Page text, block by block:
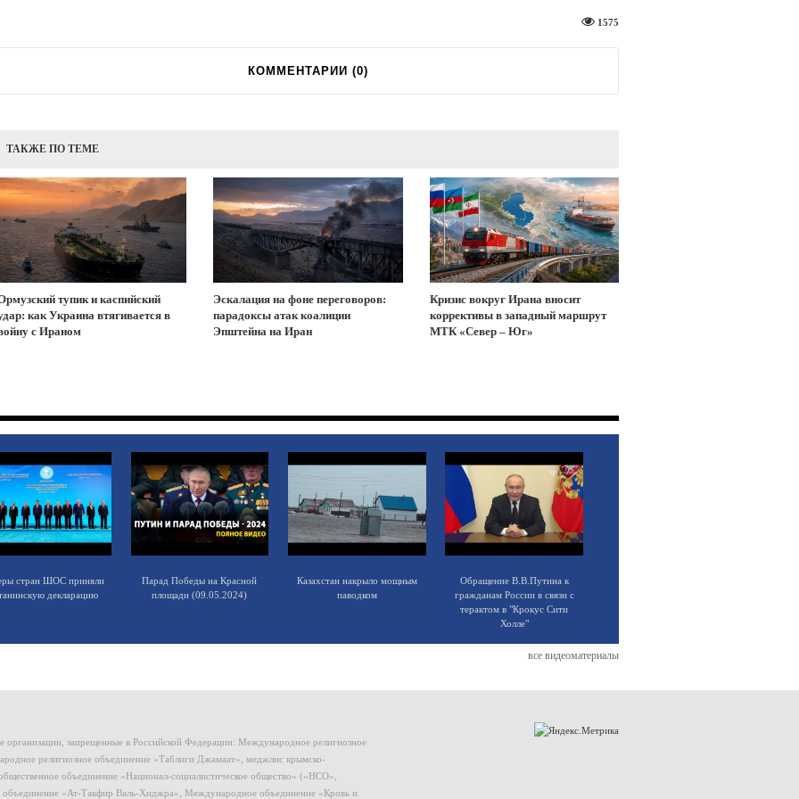
1575
КОММЕНТАРИИ (0)
ТАКЖЕ ПО ТЕМЕ
тупик и каспийский
как Украина втягивается в
с Ираном
Эскалация на фоне переговоров:
парадоксы атак коалиции
Эпштейна на Иран
Кризис вокруг Ирана вносит
коррективы в западный маршрут
МТК «Север – Юг»
стран ШОС приняли
декларацию
Парад Победы на Красной
площади (09.05.2024)
Казахстан накрыло мощным
паводком
Обращение В.В.Путина к
гражданам России в связи с
терактом в "Крокус Сити
Холле"
все видеоматериалы
организации, запрещенные в Российской Федерации: Международное религиозное
религиозное объединение «Таблиги Джамаат», меджлис крымско-
объединение «Национал-социалистическое общество» («НСО»,
«Ат-Такфир Валь-Хиджра», Международное объединение «Кровь и